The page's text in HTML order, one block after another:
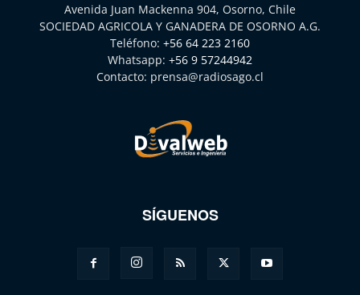
Avenida Juan Mackenna 904, Osorno, Chile
SOCIEDAD AGRICOLA Y GANADERA DE OSORNO A.G.
Teléfono: +56 64 223 2160
Whatsapp: +56 9 57244942
Contacto: prensa@radiosago.cl
SÍGUENOS